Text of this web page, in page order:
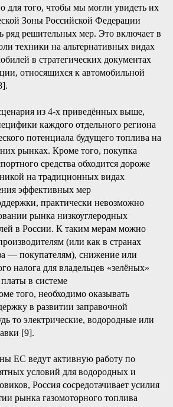
для того, чтобы мы могли увидеть их
Зоны Российской Федерации
ряд решительных мер. Это включает в
техники на альтернативных видах
в стратегических документах
относящихся к автомобильной
из 4-х приведённых выше,
каждого отдельного региона
потенциала будущего топлива на
рынках. Кроме того, покупка
средства обходится дороже
на традиционных видах
эффективных мер
практически невозможно
рынка низкоуглеродных
в России. К таким мерам можно
(или как в странах
— покупателям), снижение или
налога для владельцев «зелёных»
в системе
того, необходимо оказывать
в развитии заправочной
то электрические, водородные или
[9].
ЕС ведут активную работу по
условий для водородных и
Россия сосредотачивает усилия
рынка газомоторного топлива